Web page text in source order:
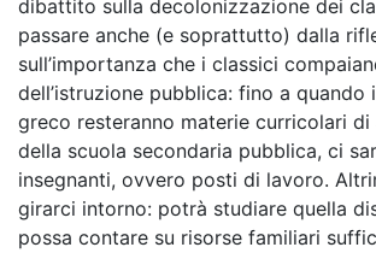
dibattito sulla decolonizzazione dei
passare anche (e soprattutto) dalla
sull’importanza che i classici
dell’istruzione pubblica: fino a quando
greco resteranno materie curricolari
della scuola secondaria pubblica, ci
insegnanti, ovvero posti di lavoro.
girarci intorno: potrà studiare quella
possa contare su risorse familiari